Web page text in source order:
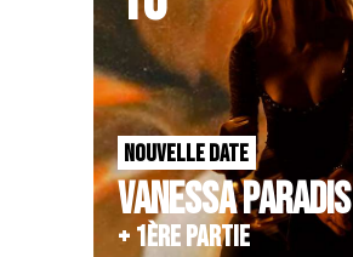
NOUVELLE DATE
VANESSA PARADIS
+ 1ÈRE PARTIE